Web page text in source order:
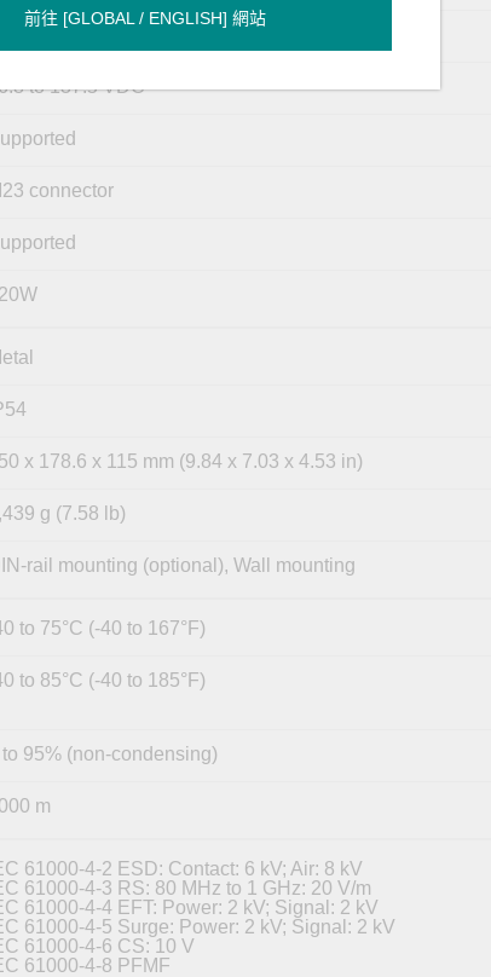
to 137.5 VDC
connector
x 178.6 x 115 mm (9.84 x 7.03 x 4.53 in)
g (7.58 lb)
rail mounting (optional), Wall mounting
to 75°C (-40 to 167°F)
to 85°C (-40 to 185°F)
to 95% (non-condensing)
m
61000-4-2 ESD: Contact: 6 kV; Air: 8 kV
61000-4-3 RS: 80 MHz to 1 GHz: 20 V/m
61000-4-4 EFT: Power: 2 kV; Signal: 2 kV
61000-4-5 Surge: Power: 2 kV; Signal: 2 kV
61000-4-6 CS: 10 V
61000-4-8 PFMF
前往 [GLOBAL / ENGLISH] 網站